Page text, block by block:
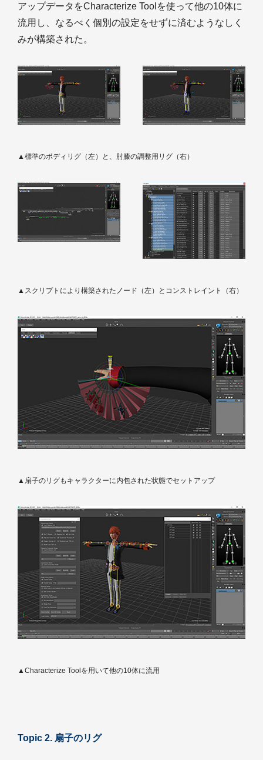
アップデータをCharacterize Toolを使って他の10体に
流用し、なるべく個別の設定をせずに済むようなしく
みが構築された。
▲標準のボディリグ（左）と、肘膝の調整用リグ（右）
▲スクリプトにより構築されたノード（左）とコンストレイント（右）
▲扇子のリグもキャラクターに内包された状態でセットアップ
▲Characterize Toolを用いて他の10体に流用
Topic 2. 扇子のリグ